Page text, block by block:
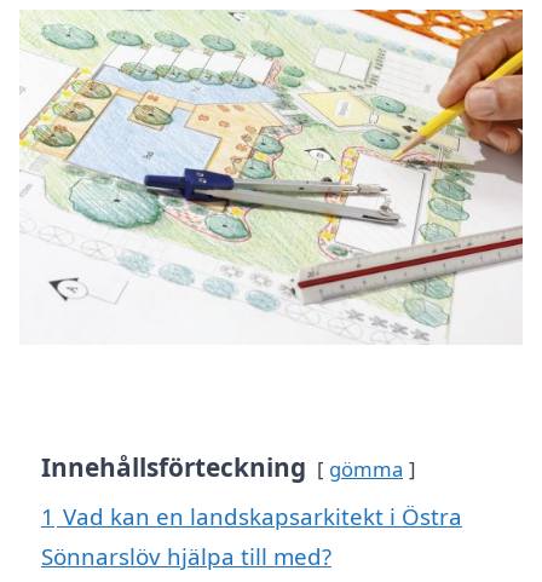
Innehållsförteckning gömma
1 Vad kan en landskapsarkitekt i Östra
Sönnarslöv hjälpa till med?